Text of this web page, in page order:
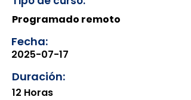
Programado remoto
Fecha:
2025-07-17
Duración:
12 Horas